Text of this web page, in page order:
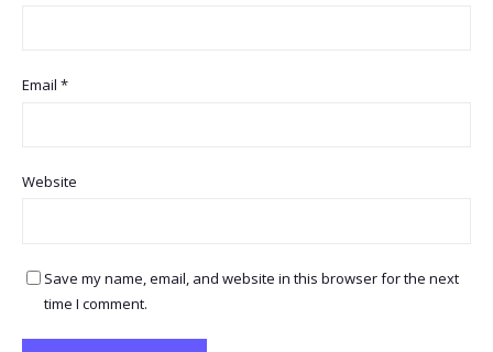
Email *
Website
Save my name, email, and website in this browser for the next
time I comment.